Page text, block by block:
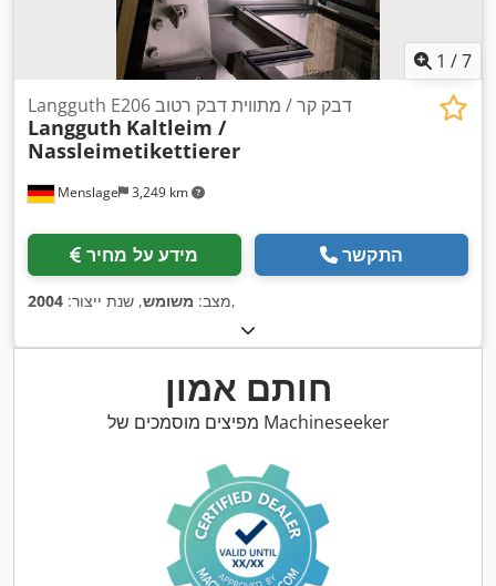
1 /7
Menslage 3,249 km
Langguth E206 דבק קר / מתווית דבק רטוב
Langguth Kaltleim /
Nassleimetikettierer
מידע על מחיר התקשר
מצב: משומש, שנת ייצור: 2004 ,
חותם אמון
מפיצים מוסמכים של Machineseeker